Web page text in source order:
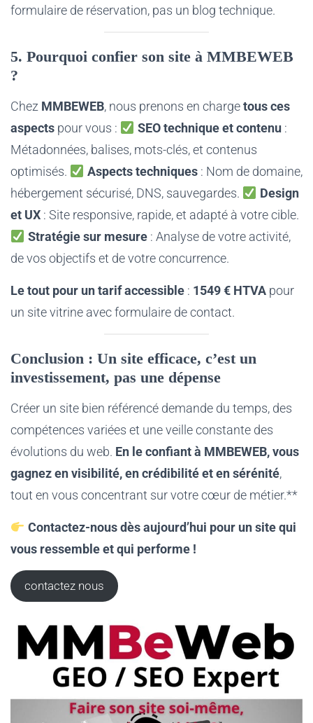
formulaire de réservation, pas un blog technique.
5. Pourquoi confier son site à MMBEWEB
?
Chez MMBEWEB, nous prenons en chargetous ces
aspects pour vous : SEO technique et contenu:
Métadonnées, balises, mots-clés, et contenus
optimisés.
Aspects techniques: Nom de domaine,
hébergement sécurisé, DNS, sauvegardes.
Design
et UX : Site responsive, rapide, et adapté à votre cible.
Stratégie sur mesure: Analyse de votre activité,
de vos objectifs et de votre concurrence.
Le tout pour un tarif accessible : 1549 € HTVA pour
un site vitrine avec formulaire de contact.
Conclusion : Un site efficace, c’est un
investissement, pas une dépense
Créer un site bien référencé demande du temps, des
compétences variées et une veille constante des
évolutions du web. En le confiant à MMBEWEB, vous
gagnez en visibilité, en crédibilité et en sérénité,
tout en vous concentrant sur votre cœur de métier.**
Contactez-nous dès aujourd’hui pour un site qui
vous ressemble et qui performe !
contactez nous